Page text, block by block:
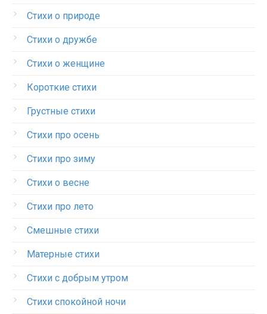
Стихи о природе
Стихи о дружбе
Стихи о женщине
Короткие стихи
Грустные стихи
Стихи про осень
Стихи про зиму
Стихи о весне
Стихи про лето
Смешные стихи
Матерные стихи
Стихи с добрым утром
Стихи спокойной ночи